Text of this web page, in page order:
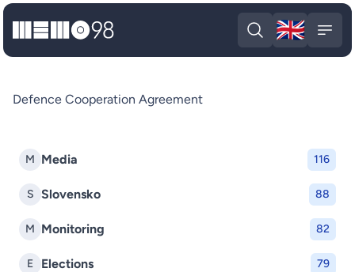
MEMO98
Open search
🇬🇧
M Media 116
S Slovensko 88
M Monitoring 82
E Elections 79
Defence Cooperation Agreement